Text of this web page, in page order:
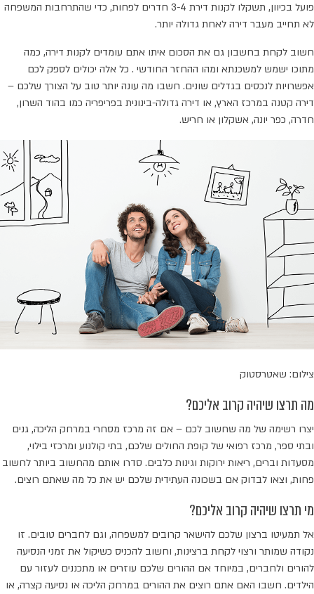
פועל בכיוון, תשקלו לקנות דירת 3-4 חדרים לפחות, כדי שהתרחבות המשפחה
לא תחייב מעבר דירה לאחת גדולה יותר.
חשוב לקחת בחשבון גם את הסכום איתו אתם עומדים לקנות דירה, כמה
מתוכו ישמש למשכנתא ומהו ההחזר החודשי . כל אלה יכולים לספק לכם
אפשרויות לנכסים בגדלים שונים. חשבו מה עונה יותר טוב על הצורך שלכם –
דירה קטנה במרכז הארץ, או דירה גדולה-בינונית בפריפריה כמו בהוד השרון,
חדרה, כפר יונה, אשקלון או חריש.
צילום: שאטרסטוק
מה תרצו שיהיה קרוב אליכם?
יצרו רשימה של מה שחשוב לכם – אם זה מרכז מסחרי במרחק הליכה, גנים
ובתי ספר, מרכז רפואי של קופת החולים שלכם, בתי קולנוע ומרכזי בילוי,
מסעדות וברים, ריאות ירוקות וגינות כלבים. סדרו אותם מהחשוב ביותר לחשוב
פחות, וצאו לבדוק אם בשכונה העתידית שלכם יש את כל מה שאתם רוצים.
מי תרצו שיהיה קרוב אליכם?
אל תמעיטו ברצון שלכם להישאר קרובים למשפחה, וגם לחברים טובים. זו
נקודה שמותר ורצוי לקחת ברצינות, וחשוב להכניס כשיקול את זמני הנסיעה
להורים ולחברים, במיוחד אם ההורים שלכם עוזרים או מתכננים לעזור עם
הילדים. חשבו האם אתם רוצים את ההורים במרחק הליכה או נסיעה קצרה, או